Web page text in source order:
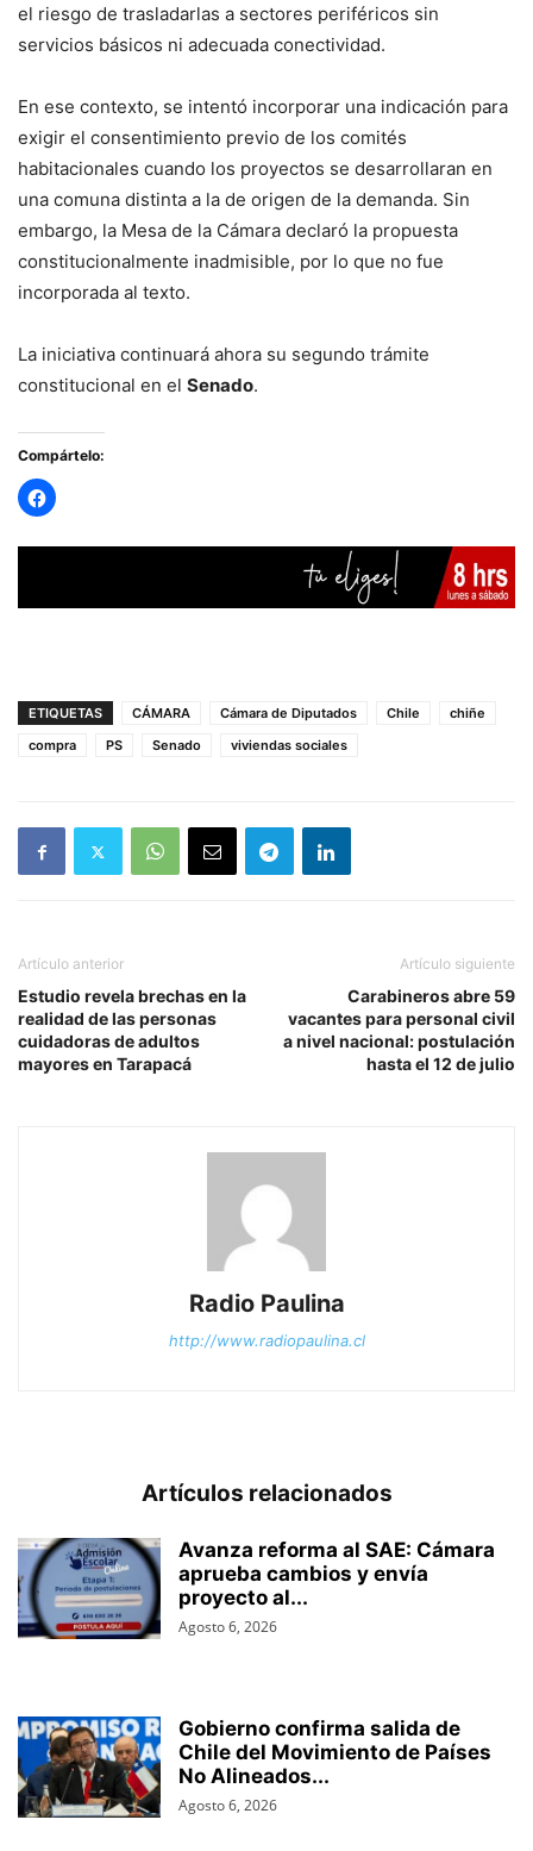
el riesgo de trasladarlas a sectores periféricos sin
servicios básicos ni adecuada conectividad.
En ese contexto, se intentó incorporar una indicación para
exigir el consentimiento previo de los comités
habitacionales cuando los proyectos se desarrollaran en
una comuna distinta a la de origen de la demanda. Sin
embargo, la Mesa de la Cámara declaró la propuesta
constitucionalmente inadmisible, por lo que no fue
incorporada al texto.
La iniciativa continuará ahora su segundo trámite
constitucional en el Senado.
Compártelo:
ETIQUETAS CÁMARA Cámara de Diputados Chile
chiñe
compra
PS Senado viviendas sociales
Artículo anterior
Estudio revela brechas en la
realidad de las personas
cuidadoras de adultos
mayores en Tarapacá
Artículo siguiente
Carabineros abre 59
vacantes para personal civil
a nivel nacional: postulación
hasta el 12 de julio
Radio Paulina
http://www.radiopaulina.cl
Artículos relacionados
Avanza reforma al SAE: Cámara
aprueba cambios y envía
proyecto al...
Agosto 6, 2026
Gobierno confirma salida de
Chile del Movimiento de Países
No Alineados...
Agosto 6, 2026